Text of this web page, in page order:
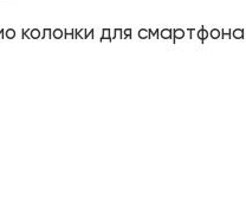
колонки для смартфона